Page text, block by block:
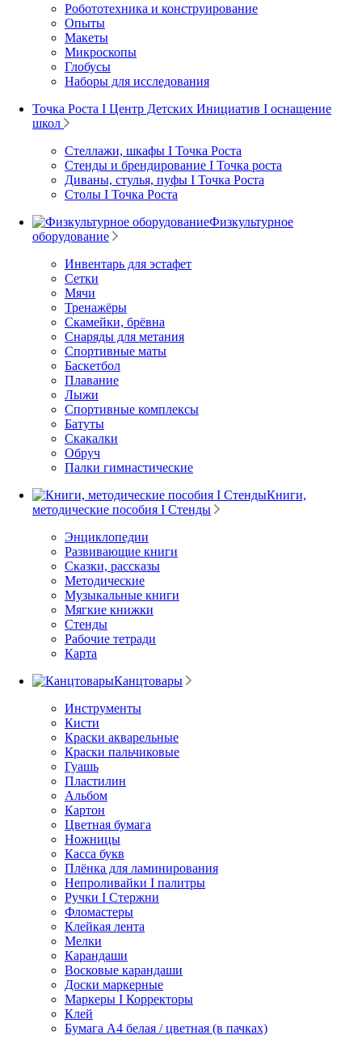
Робототехника и конструирование
Опыты
Макеты
Микроскопы
Глобусы
Наборы для исследования
Точка Роста I Центр Детских Инициатив I оснащение
школ
Стеллажи, шкафы I Точка Роста
Стенды и брендирование I Точка роста
Диваны, стулья, пуфы I Точка Роста
Столы I Точка Роста
Физкультурное
оборудование
Инвентарь для эстафет
Сетки
Мячи
Тренажёры
Скамейки, брёвна
Снаряды для метания
Спортивные маты
Баскетбол
Плавание
Лыжи
Спортивные комплексы
Батуты
Скакалки
Обруч
Палки гимнастические
Книги,
методические пособия I Стенды
Энциклопедии
Развивающие книги
Сказки, рассказы
Методические
Музыкальные книги
Мягкие книжки
Стенды
Рабочие тетради
Карта
Канцтовары
Инструменты
Кисти
Краски акварельные
Краски пальчиковые
Гуашь
Пластилин
Альбом
Картон
Цветная бумага
Ножницы
Касса букв
Плёнка для ламинирования
Непроливайки I палитры
Ручки I Стержни
Фломастеры
Клейкая лента
Мелки
Карандаши
Восковые карандаши
Доски маркерные
Маркеры I Корректоры
Клей
Бумага А4 белая / цветная (в пачках)